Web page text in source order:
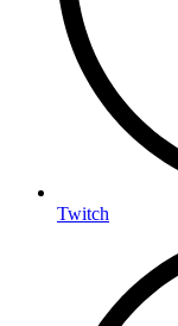
Twitch